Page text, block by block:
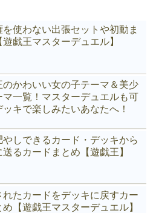
を使わない出張セットや初動ま
遊戯王マスターデュエル】
のかわいい女の子テーマ＆美少
マ一覧！マスターデュエルも可
ッキで楽しみたいあなたへ！
やしできるカード・デッキから
送るカードまとめ【遊戯王】
れたカードをデッキに戻すカー
め【遊戯王マスターデュエル】